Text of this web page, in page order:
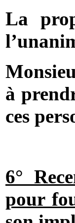
La
à
ces
6°
pour